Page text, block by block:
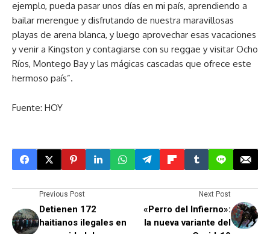
ejemplo, pueda pasar unos días en mi país, aprendiendo a
bailar merengue y disfrutando de nuestra maravillosas
playas de arena blanca, y luego aprovechar esas vacaciones
y venir a Kingston y contagiarse con su reggae y visitar Ocho
Ríos, Montego Bay y las mágicas cascadas que ofrece este
hermoso país”.
Fuente: HOY
Previous Post
Detienen 172
haitianos ilegales en
Next Post
«Perro del Infierno»:
la nueva variante del